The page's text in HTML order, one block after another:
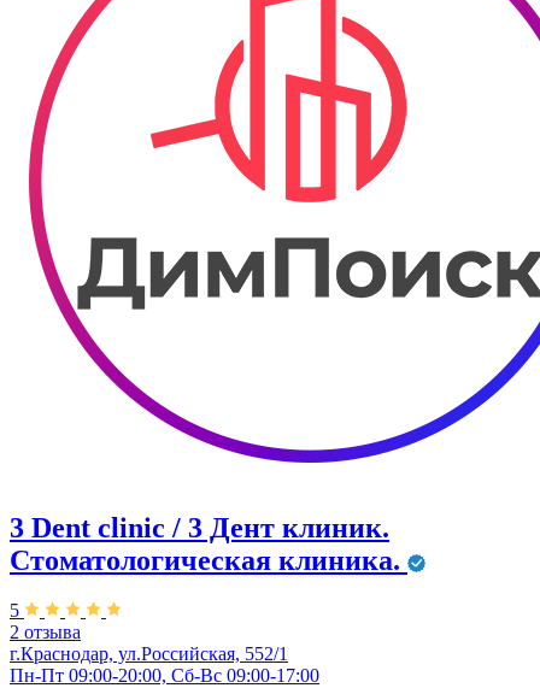
3 Dent clinic / 3 Дент клиник.
Стоматологическая клиника.
5
2 отзыва
г.Краснодар, ул.Российская, 552/1
Пн-Пт 09:00-20:00, Сб-Вс 09:00-17:00